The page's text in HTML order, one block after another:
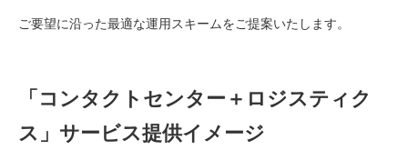
ご要望に沿った最適な運用スキームをご提案いたします。
「コンタクトセンター＋ロジスティク
ス」サービス提供イメージ